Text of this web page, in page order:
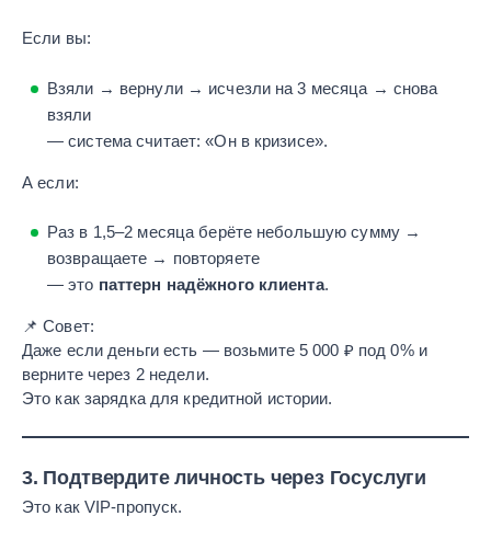
Если вы:
Взяли → вернули → исчезли на 3 месяца → снова
взяли
— система считает: «Он в кризисе».
А если:
Раз в 1,5–2 месяца берёте небольшую сумму →
возвращаете → повторяете
— это паттерн надёжного клиента.
📌 Совет:
Даже если деньги есть — возьмите 5 000 ₽ под 0% и
верните через 2 недели.
Это как зарядка для кредитной истории.
3. Подтвердите личность через Госуслуги
Это как VIP-пропуск.